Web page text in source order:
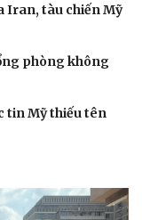
Iran, tàu chiến Mỹ
phòng không
tin Mỹ thiếu tên